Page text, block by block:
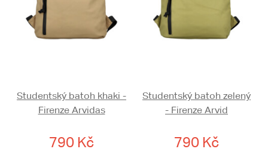
Studentský batoh khaki -
Firenze Arvidas
790 Kč
Studentský batoh zelený
- Firenze Arvid
790 Kč